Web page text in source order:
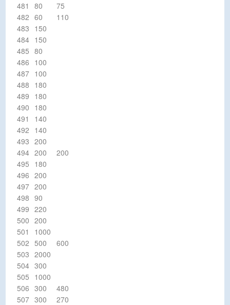
481
80
75
482 60
110
483 150
484 150
485 80
486 100
487 100
488 180
489 180
490 180
491
140
492 140
493 200
494 200
200
495 180
496 200
497 200
498 90
499 220
500 200
501
1000
502 500
600
503 2000
504 300
505 1000
506 300
480
507 300
270